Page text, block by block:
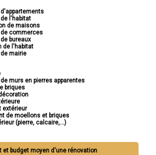
l'habitat
de maisons
de commerces
bureaux
de l'habitat
mairie
murs en pierres apparentes
briques
extérieur
de moellons et briques
(pierre, calcaire,...)
et budget moyen d'une rénovation